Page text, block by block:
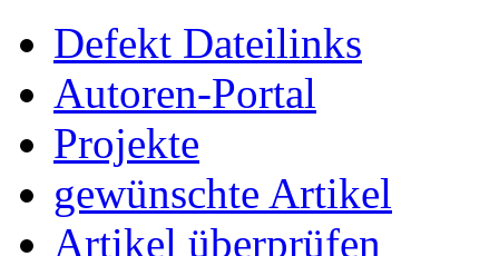
Defekt Dateilinks
Autoren-Portal
Projekte
gewünschte Artikel
Artikel überprüfen